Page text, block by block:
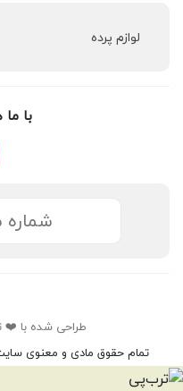
لوازم پرده
با
طراحی شده با
تمام حقوق مادی و معنوی